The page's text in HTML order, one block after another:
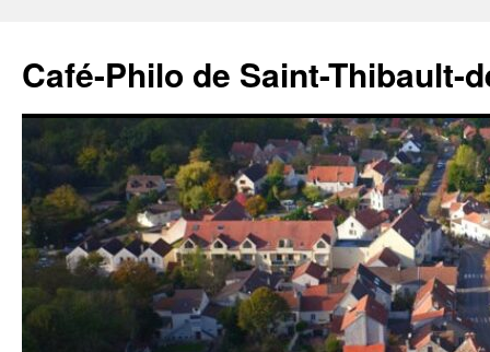
contenu
Café-Philo de Saint-Thibault-